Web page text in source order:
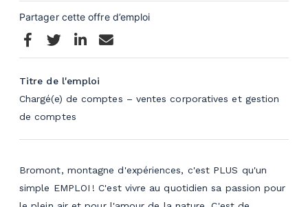
Titre de l'emploi
Chargé(e) de comptes – ventes corporatives et gestion
de comptes
Bromont, montagne d'expériences, c'est PLUS qu'un
simple EMPLOI ! C'est vivre au quotidien sa passion pour